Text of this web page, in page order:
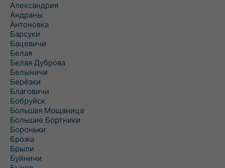
Александрия
Андраны
Антоновка
Барсуки
Бацевичи
Белая
Белая Дуброва
Белыничи
Берёзки
Благовичи
Бобруйск
Большая Мощаница
Большие Бортники
Бороньки
Брожа
Брыли
Буйничи